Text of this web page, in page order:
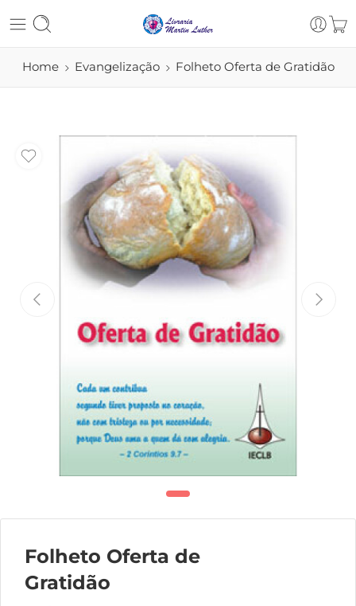
Home Evangelização Folheto Oferta de Gratidão
Folheto Oferta de
Gratidão